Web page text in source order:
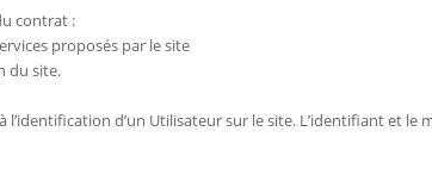
contrat :
proposés par le site
du site.
d’un Utilisateur sur le site. L’identifiant et le